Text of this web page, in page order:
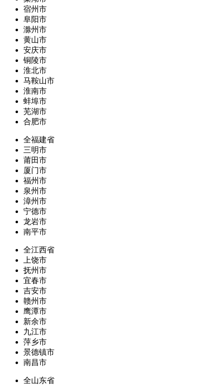
宿州市
阜阳市
滁州市
黄山市
安庆市
铜陵市
淮北市
马鞍山市
淮南市
蚌埠市
芜湖市
合肥市
全福建省
三明市
莆田市
厦门市
福州市
泉州市
漳州市
宁德市
龙岩市
南平市
全江西省
上饶市
抚州市
宜春市
吉安市
赣州市
鹰潭市
新余市
九江市
萍乡市
景德镇市
南昌市
全山东省